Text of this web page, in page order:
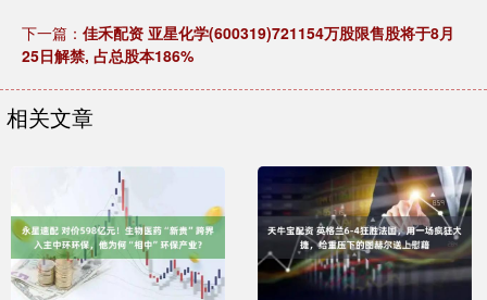
下一篇： 佳禾配资 亚星化学(600319)721154万股限售股将于8月
25日解禁, 占总股本186%
相关文章